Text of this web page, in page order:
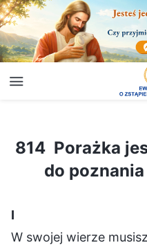
814 Porażka
do
Ⅰ
W swojej wierze